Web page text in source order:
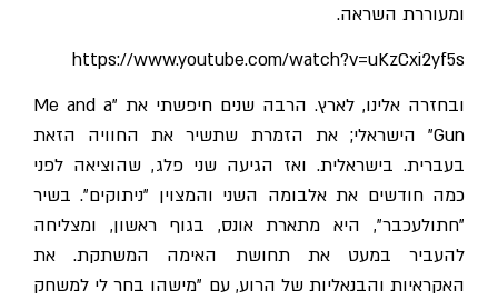
ומעוררת השראה.
https://www.youtube.com/watch?v=uKzCxi2yf5s
ובחזרה אלינו, לארץ. הרבה שנים חיפשתי את "Me and a
Gun" הישראלי; את הזמרת שתשיר את החוויה הזאת
בעברית. בישראלית. ואז הגיעה שני פלג, שהוציאה לפני
כמה חודשים את אלבומה השני והמצוין "ניתוקים". בשיר
"חתולעכבר", היא מתארת אונס, בגוף ראשון, ומצליחה
להעביר במעט את תחושת האימה המשתקת. את
האקראיות והבנאליות של הרוע, עם "מישהו בחר לי למשחק